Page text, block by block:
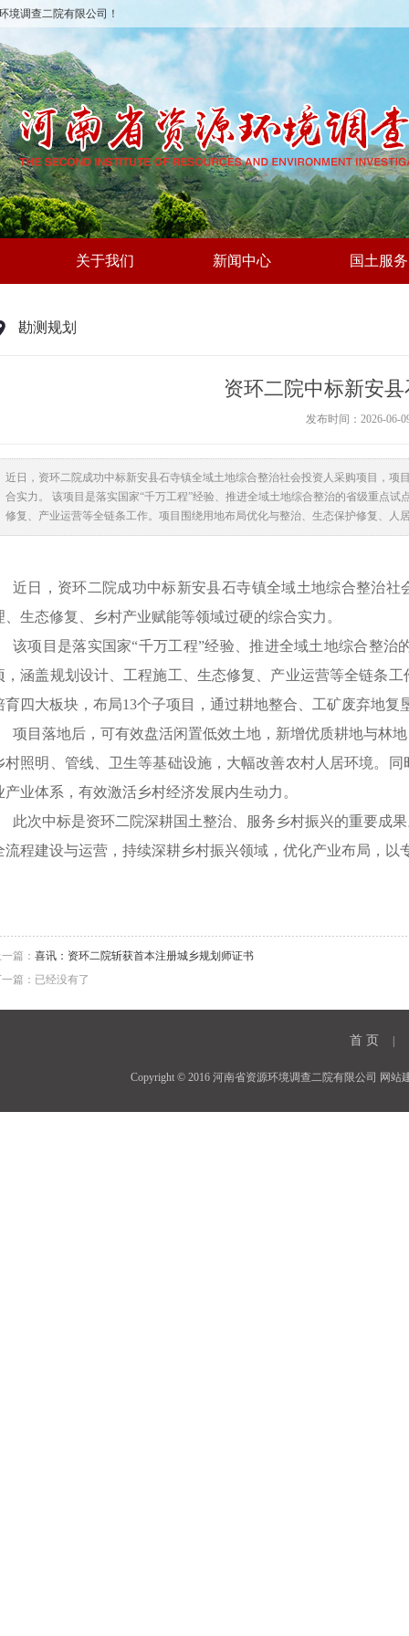
境调查二院有限公司！
关于我们 新闻中心 国土服务
勘测规划
资环二院中标新安
发布时间：2026-06-
近日，资环二院成功中标新安县石寺镇全域土地综合整治社会投资人采购项目，
合实力。 该项目是落实国家“千万工程”经验、推进全域土地综合整治的省级重点
修复、产业运营等全链条工作。项目围绕用地布局优化与整治、生态保护修复、人
近日，资环二院成功中标新安县石寺镇全域土地综合整治社
、生态修复、乡村产业赋能等领域过硬的综合实力。
该项目是落实国家“千万工程”经验、推进全域土地综合整治
，涵盖规划设计、工程施工、生态修复、产业运营等全链条工
育四大板块，布局13个子项目，通过耕地整合、工矿废弃地
项目落地后，可有效盘活闲置低效土地，新增优质耕地与林
村照明、管线、卫生等基础设施，大幅改善农村人居环境。
产业体系，有效激活乡村经济发展内生动力。
此次中标是资环二院深耕国土整治、服务乡村振兴的重要成
流程建设与运营，持续深耕乡村振兴领域，优化产业布局，
篇： 喜讯：资环二院斩获首本注册城乡规划师证书
篇：已经没有了
首 页
Copyright © 2016 河南省资源环境调查二院有限公司 网站